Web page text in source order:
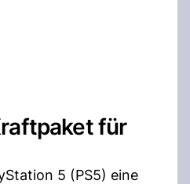
für
5 (PS5) eine